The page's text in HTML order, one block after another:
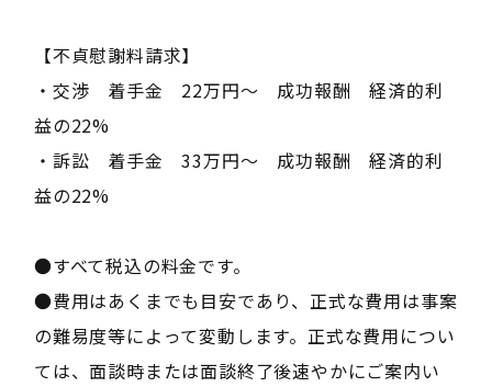
【不貞慰謝料請求】
・交渉 着手金 22万円～ 成功報酬 経済的利
益の22%
・訴訟 着手金 33万円～ 成功報酬 経済的利
益の22%
●すべて税込の料金です。
●費用はあくまでも目安であり、正式な費用は事案
の難易度等によって変動します。正式な費用につい
ては、面談時または面談終了後速やかにご案内い